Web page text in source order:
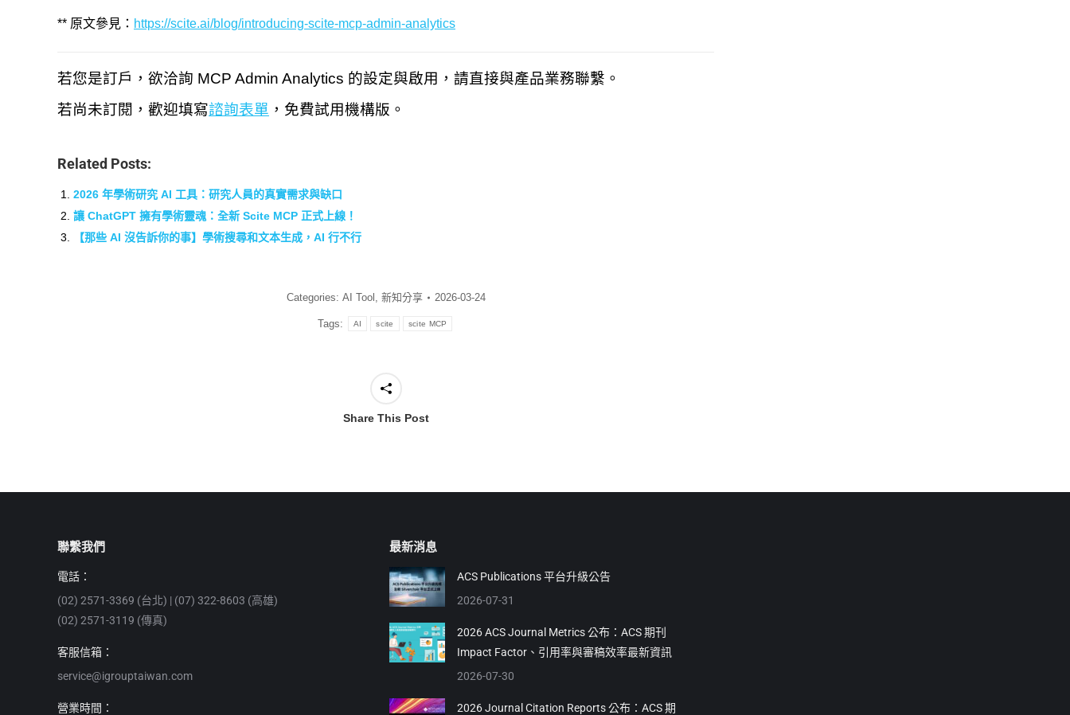
** 原文參見： https://scite.ai/blog/introducing-scite-mcp-admin-analytics
若您是訂戶，欲洽詢 MCP Admin Analytics 的設定與啟用，請直接與產品業務聯繫。
若尚未訂閱，歡迎填寫諮詢表單 ，免費試用機構版。
Related Posts:
2026 年學術研究 AI 工具：研究人員的真實需求與缺口
讓 ChatGPT 擁有學術靈魂：全新 Scite MCP 正式上線！
【那些 AI 沒告訴你的事】學術搜尋和文本生成，AI 行不行
Categories: AI Tool , 新知分享 2026-03-24
Tags: AI scite scite MCP
Share This Post
聯繫我們
電話：
(02) 2571-3369 (台北) | (07) 322-8603 (高雄)
(02) 2571-3119 (傳真)
客服信箱：
service@igrouptaiwan.com
營業時間：
最新消息
ACS Publications 平台升級公告
2026-07-31
2026 ACS Journal Metrics 公布：ACS 期刊
Impact Factor、引用率與審稿效率最新資訊
2026-07-30
2026 Journal Citation Reports 公布：ACS 期